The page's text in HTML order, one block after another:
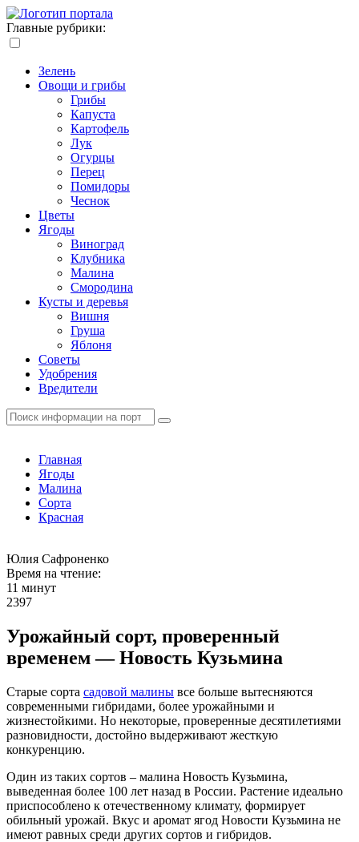
Главные рубрики:
Зелень
Овощи и грибы
Грибы
Капуста
Картофель
Лук
Огурцы
Перец
Помидоры
Чеснок
Цветы
Ягоды
Виноград
Клубника
Малина
Смородина
Кусты и деревья
Вишня
Груша
Яблоня
Советы
Удобрения
Вредители
Главная
Ягоды
Малина
Сорта
Красная
Юлия Сафроненко
Время на чтение:
11 минут
2397
Урожайный сорт, проверенный
временем — Новость Кузьмина
Старые сорта садовой малины все больше вытесняются
современными гибридами, более урожайными и
жизнестойкими. Но некоторые, проверенные десятилетиями
разновидности, достойно выдерживают жесткую
конкуренцию.
Один из таких сортов – малина Новость Кузьмина,
выведенная более 100 лет назад в России. Растение идеально
приспособлено к отечественному климату, формирует
обильный урожай. Вкус и аромат ягод Новости Кузьмина не
имеют равных среди других сортов и гибридов.